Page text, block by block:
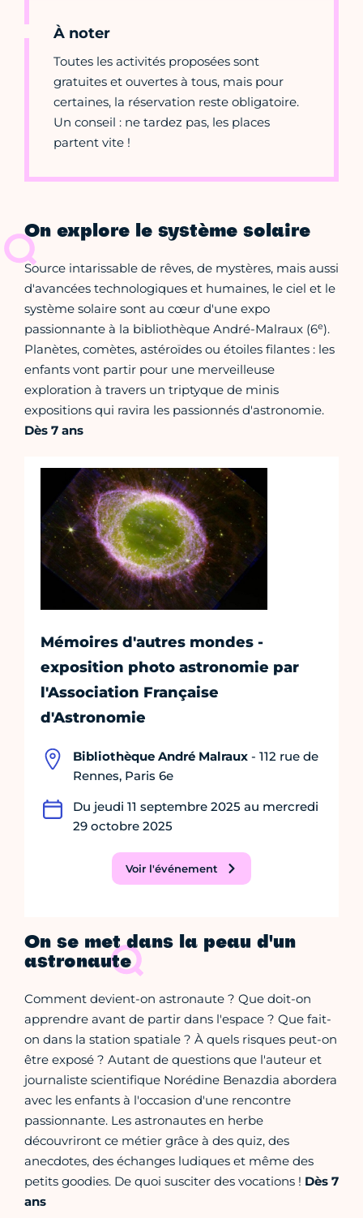
À noter
Toutes les activités proposées sont
gratuites et ouvertes à tous, mais pour
certaines, la réservation reste obligatoire.
Un conseil : ne tardez pas, les places
partent vite !
On explore le système solaire
Source intarissable de rêves, de mystères, mais aussi
d'avancées technologiques et humaines, le ciel et le
système solaire sont au cœur d'une expo
passionnante à la bibliothèque André-Malraux (6e).
Planètes, comètes, astéroïdes ou étoiles filantes : les
enfants vont partir pour une merveilleuse
exploration à travers un triptyque de minis
expositions qui ravira les passionnés d'astronomie.
Dès 7 ans
Mémoires d'autres mondes -
exposition photo astronomie par
l'Association Française
d'Astronomie
Bibliothèque André Malraux - 112 rue de
Rennes, Paris 6e
Du jeudi 11 septembre 2025 au mercredi
29 octobre 2025
Voir l'événement
On se met dans la peau d'un
astronaute
Comment devient-on astronaute ? Que doit-on
apprendre avant de partir dans l'espace ? Que fait-
on dans la station spatiale ? À quels risques peut-on
être exposé ? Autant de questions que l'auteur et
journaliste scientifique Norédine Benazdia abordera
avec les enfants à l'occasion d'une rencontre
passionnante. Les astronautes en herbe
découvriront ce métier grâce à des quiz, des
anecdotes, des échanges ludiques et même des
petits goodies. De quoi susciter des vocations ! Dès 7
ans